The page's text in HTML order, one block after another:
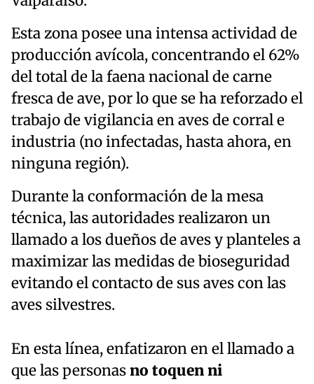
Esta zona posee una intensa actividad de
producción avícola, concentrando el 62%
del total de la faena nacional de carne
fresca de ave, por lo que se ha reforzado el
trabajo de vigilancia en aves de corral e
industria (no infectadas, hasta ahora, en
ninguna región).
Durante la conformación de la mesa
técnica, las autoridades realizaron un
llamado a los dueños de aves y planteles a
maximizar las medidas de bioseguridad
evitando el contacto de sus aves con las
aves silvestres.
En esta línea, enfatizaron en el llamado a
que las personasno toquen ni